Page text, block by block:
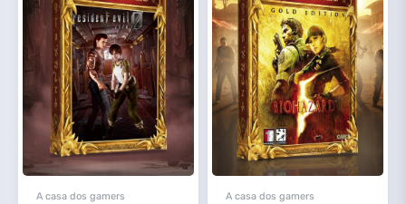
A casa dos gamers A casa dos gamers